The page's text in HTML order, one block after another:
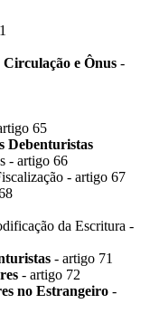
e Ônus -
65
Debenturistas
- artigo 66
- artigo 67
da Escritura -
- artigo 71
- artigo 72
no Estrangeiro -